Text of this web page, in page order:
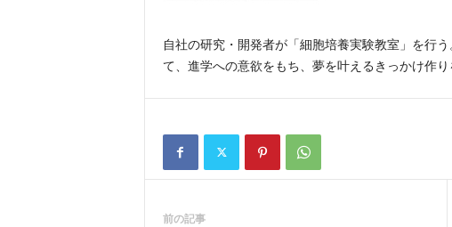
自社の研究・開発者が「細胞培養実験教室」を行
て、進学への意欲をもち、夢を叶えるきっかけ作
前の記事